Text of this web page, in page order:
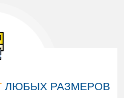
ЛЮБЫХ РАЗМЕРОВ